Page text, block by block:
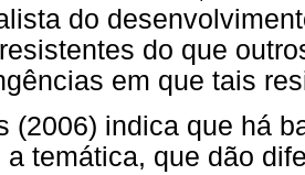
do
do que
em que tais
(2006) indica que há
a temática, que dão